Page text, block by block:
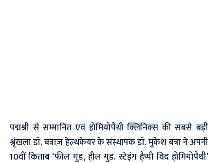
पद्मश्री से सम्मानित एवं होमियोपैथी क्लिनिक्स की सबसे बड़ी
श्रृंखला डॉ. बत्राज़ हेल्थकेयर के संस्थापक डॉ. मुकेश बत्रा ने अपनी
10वीं किताब ‘फील गुड, हील गुड. स्टेइंग हैप्पी विद होमियोपैथी’